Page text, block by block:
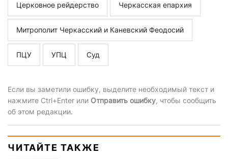
Церковное рейдерство Черкасская епархия
Митрополит Черкасский и Каневский Феодосий
ПЦУ УПЦ Суд
Если вы заметили ошибку, выделите необходимый текст и
нажмите Ctrl+Enter или Отправить ошибку, чтобы сообщить
об этом редакции.
ЧИТАЙТЕ ТАКЖЕ